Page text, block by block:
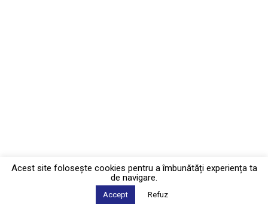
Acest site foloseşte cookies pentru a îmbunătăți experiența ta
de navigare.
Accept Refuz